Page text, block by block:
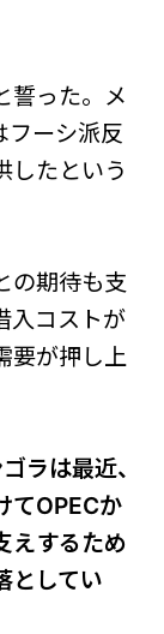
誓った。メ
フーシ派反
したという
の期待も支
入コストが
要が押し上
ラは最近、
てOPECか
えするため
としてい